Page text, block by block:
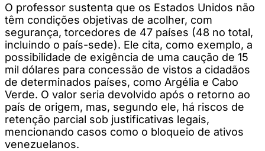
O professor sustenta que os Estados Unidos não
têm condições objetivas de acolher, com
segurança, torcedores de 47 países (48 no total,
incluindo o país-sede). Ele cita, como exemplo, a
possibilidade de exigência de uma caução de 15
mil dólares para concessão de vistos a cidadãos
de determinados países, como Argélia e Cabo
Verde. O valor seria devolvido após o retorno ao
país de origem, mas, segundo ele, há riscos de
retenção parcial sob justificativas legais,
mencionando casos como o bloqueio de ativos
venezuelanos.